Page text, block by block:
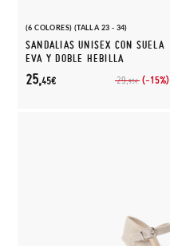
(6 COLORES) (TALLA 23 - 34)
SANDALIAS UNISEX CON SUELA
EVA Y DOBLE HEBILLA
29,95€ (-15%)
25,45€